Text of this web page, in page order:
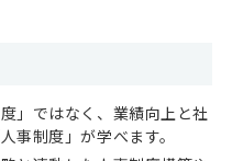
」ではなく、業績向上と社
事制度」が学べます。